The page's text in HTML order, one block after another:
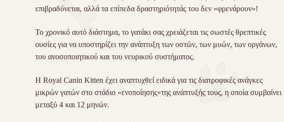
επιβραδύνεται, αλλά τα επίπεδα δραστηριότητάς του δεν «φρενάρουν»!
Το χρονικό αυτό διάστημα, το γατάκι σας χρειάζεται τις σωστές θρεπτικές
ουσίες για να υποστηρίζει την ανάπτυξη των οστών, των μυών, των οργάνων,
του ανοσοποιητικού και του νευρικού συστήματος.
Η Royal Canin Kitten έχει αναπτυχθεί ειδικά για τις διατροφικές ανάγκες
μικρών γατών στο στάδιο «ενοποίησης»της ανάπτυξής τους, η οποία συμβαίνει
μεταξύ 4 και 12 μηνών.